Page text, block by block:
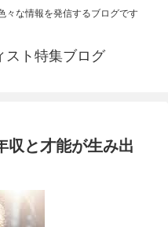
々な情報を発信するブログです
スト特集ブログ
収と才能が生み出